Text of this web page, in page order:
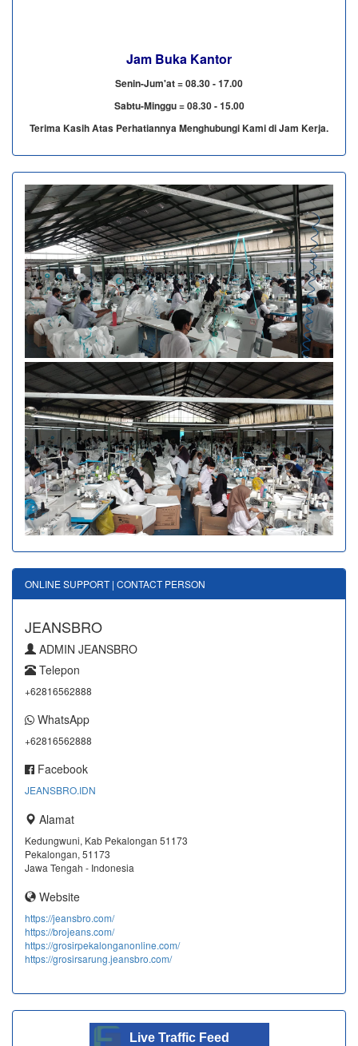
Jam Buka Kantor
Senin-Jum'at = 08.30 - 17.00
Sabtu-Minggu = 08.30 - 15.00
Terima Kasih Atas Perhatiannya Menghubungi Kami di Jam Kerja.
ONLINE SUPPORT | CONTACT PERSON
JEANSBRO
ADMIN JEANSBRO
Telepon
+62816562888
WhatsApp
+62816562888
Facebook
JEANSBRO.IDN
Alamat
Kedungwuni, Kab Pekalongan 51173
Pekalongan, 51173
Jawa Tengah - Indonesia
Website
https://jeansbro.com/
https://brojeans.com/
https://grosirpekalonganonline.com/
https://grosirsarung.jeansbro.com/
Live Traffic Feed